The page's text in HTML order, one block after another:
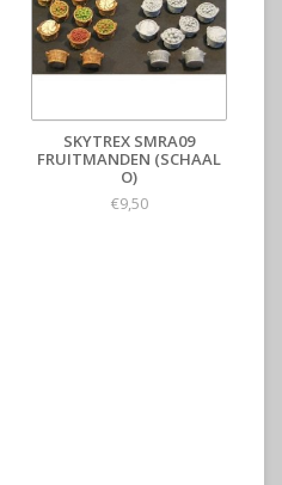
SKYTREX SMRA09
FRUITMANDEN (SCHAAL
O)
€9,50